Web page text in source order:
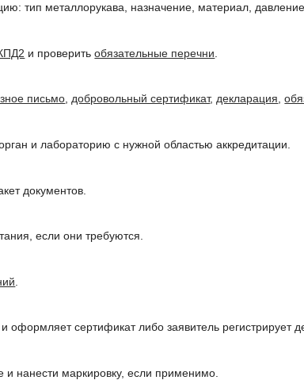
тип металлорукава, назначение, материал,
и проверитьобязательные перечни
письмо,добровольный сертификат,декларация,
и лабораторию с нужной областью аккредитации.
документов.
если они требуются.
оформляет сертификат либо заявитель регистрирует
и нанести маркировку, если применимо.